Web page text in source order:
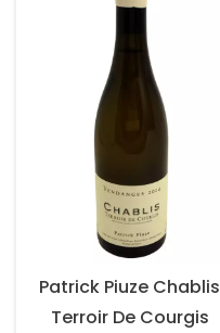
Patrick Piuze Chablis
Terroir De Courgis